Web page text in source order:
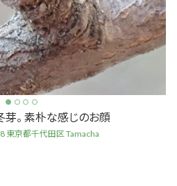
芽。 素朴な感じのお顔
東京都千代田区 Tamacha